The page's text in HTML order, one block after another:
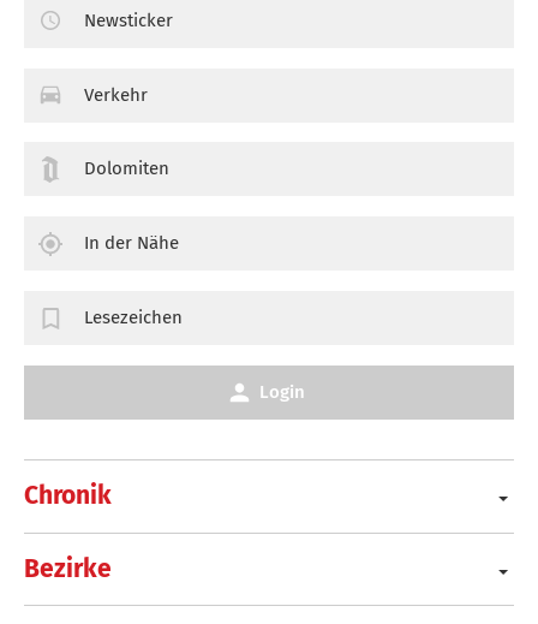
Chronik
Bezirke
Newsticker
Verkehr
Dolomiten
In der Nähe
Lesezeichen
Login